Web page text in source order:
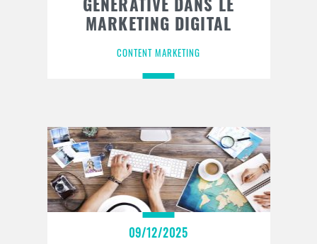
MARKETING DIGITAL
CONTENT MARKETING
09/12/2025